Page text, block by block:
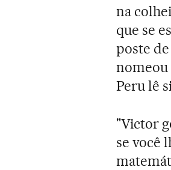
na
que se
poste
nomeou
Peru lê
"Victor
se você